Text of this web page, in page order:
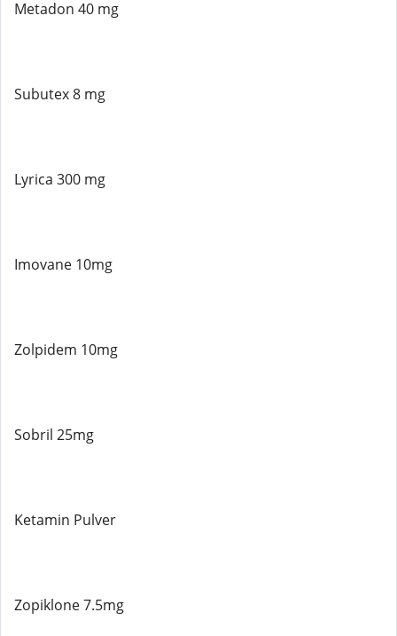
Metadon 40 mg
Subutex 8 mg
Lyrica 300 mg
Imovane 10mg
Zolpidem 10mg
Sobril 25mg
Ketamin Pulver
Zopiklone 7.5mg